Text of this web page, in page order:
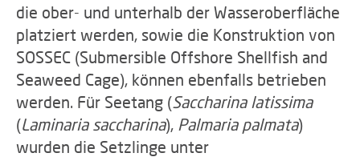
die ober- und unterhalb der Wasseroberfläche
platziert werden, sowie die Konstruktion von
SOSSEC (Submersible Offshore Shellfish and
Seaweed Cage), können ebenfalls betrieben
werden. Für Seetang (Saccharina latissima
(Laminaria saccharina), Palmaria palmata)
wurden die Setzlinge unter